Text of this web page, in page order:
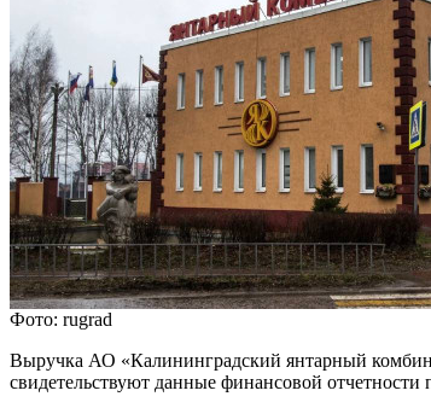
Фото: rugrad
Выручка АО «Калининградский янтарный
свидетельствуют данные финансовой отчетности